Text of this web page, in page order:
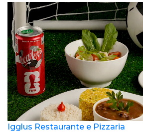
Igglus Restaurante e Pizzaria